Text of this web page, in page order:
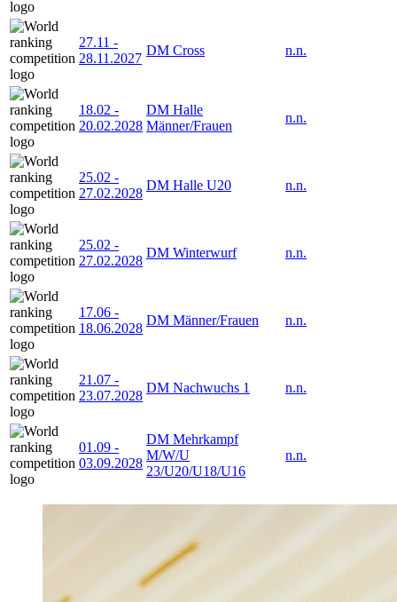
27.11 -
28.11.2027
DM Cross n.n.
18.02 -
20.02.2028
DM Halle
Männer/Frauen
n.n.
25.02 -
27.02.2028
DM Halle U20 n.n.
25.02 -
27.02.2028
DM Winterwurf n.n.
17.06 -
18.06.2028
DM Männer/Frauen n.n.
21.07 -
23.07.2028
DM Nachwuchs 1 n.n.
01.09 -
03.09.2028
DM Mehrkampf
M/W/U
23/U20/U18/U16
n.n.